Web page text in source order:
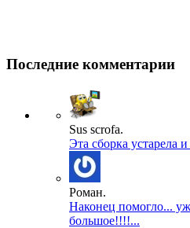
Последние комментарии
Sus scrofa.
Эта сборка устарела
Роман.
Наконец помогло...
большое!!!!...